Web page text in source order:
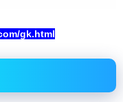
gk.html